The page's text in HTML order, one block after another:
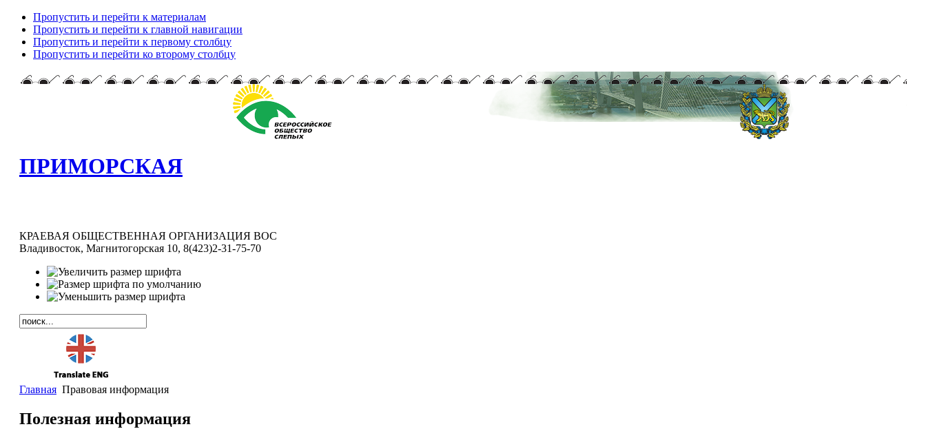
Пропустить и перейти к материалам
Пропустить и перейти к главной навигации
Пропустить и перейти к первому столбцу
Пропустить и перейти ко второму столбцу
ПРИМОРСКАЯ
КРАЕВАЯ ОБЩЕСТВЕННАЯ ОРГАНИЗАЦИЯ ВОС
Владивосток, Магнитогорская 10, 8(423)2-31-75-70
Главная Правовая информация
Полезная информация